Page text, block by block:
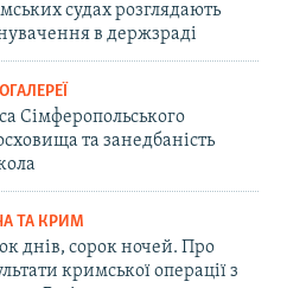
судах розглядають
в держзраді
Сімферопольського
та занедбаність
ТА КРИМ
днів, сорок ночей. Про
кримської операції з